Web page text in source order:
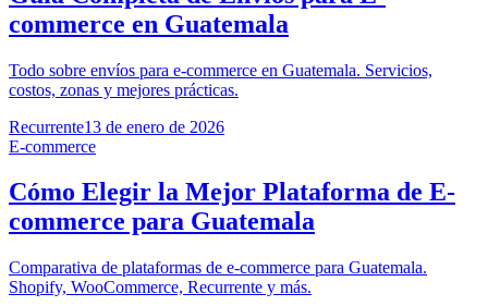
commerce en Guatemala
Todo sobre envíos para e-commerce en Guatemala. Servicios,
costos, zonas y mejores prácticas.
Recurrente13 de enero de 2026
E-commerce
Cómo Elegir la Mejor Plataforma de E-
commerce para Guatemala
Comparativa de plataformas de e-commerce para Guatemala.
Shopify, WooCommerce, Recurrente y más.